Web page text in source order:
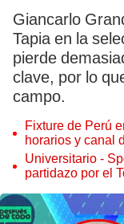
Giancarlo
Tapia en la
pierde
clave, por lo
campo.
Fixture de Perú
horarios y canal
torneo
Universitario -
partidazo por el